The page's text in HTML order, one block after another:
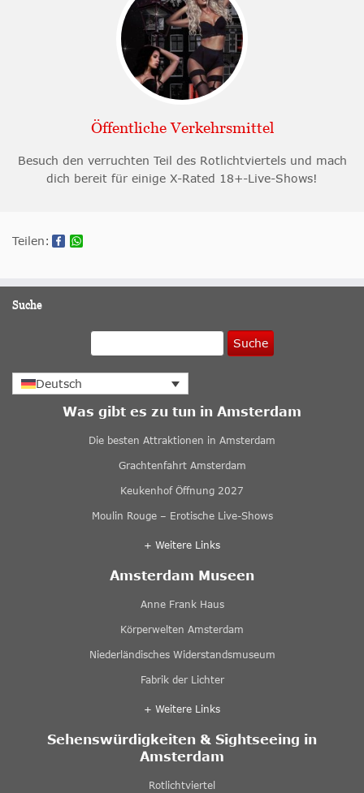
Öffentliche Verkehrsmittel
Besuch den verruchten Teil des Rotlichtviertels und mach
dich bereit für einige X-Rated 18+-Live-Shows!
Teilen:
Suche
Suche
Deutsch
Was gibt es zu tun in Amsterdam
Die besten Attraktionen in Amsterdam
Grachtenfahrt Amsterdam
Keukenhof Öffnung 2027
Moulin Rouge – Erotische Live-Shows
+ Weitere Links
Amsterdam Museen
Anne Frank Haus
Körperwelten Amsterdam
Niederländisches Widerstandsmuseum
Fabrik der Lichter
+ Weitere Links
Sehenswürdigkeiten & Sightseeing in
Amsterdam
Rotlichtviertel